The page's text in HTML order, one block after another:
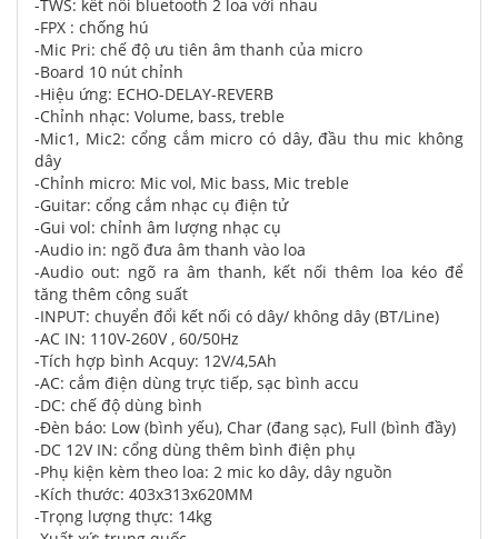
-TWS: kết nối bluetooth 2 loa với nhau
-FPX : chống hú
-Mic Pri: chế độ ưu tiên âm thanh của micro
-Board 10 nút chỉnh
-Hiệu ứng: ECHO-DELAY-REVERB
-Chỉnh nhạc: Volume, bass, treble
-Mic1, Mic2: cổng cắm micro có dây, đầu thu mic không
dây
-Chỉnh micro: Mic vol, Mic bass, Mic treble
-Guitar: cổng cắm nhạc cụ điện tử
-Gui vol: chỉnh âm lượng nhạc cụ
-Audio in: ngõ đưa âm thanh vào loa
-Audio out: ngõ ra âm thanh, kết nối thêm loa kéo để
tăng thêm công suất
-INPUT: chuyển đổi kết nối có dây/ không dây (BT/Line)
-AC IN: 110V-260V , 60/50Hz
-Tích hợp bình Acquy: 12V/4,5Ah
-AC: cắm điện dùng trực tiếp, sạc bình accu
-DC: chế độ dùng bình
-Đèn báo: Low (bình yếu), Char (đang sạc), Full (bình đầy)
-DC 12V IN: cổng dùng thêm bình điện phụ
-Phụ kiện kèm theo loa: 2 mic ko dây, dây nguồn
-Kích thước: 403x313x620MM
-Trọng lượng thực: 14kg